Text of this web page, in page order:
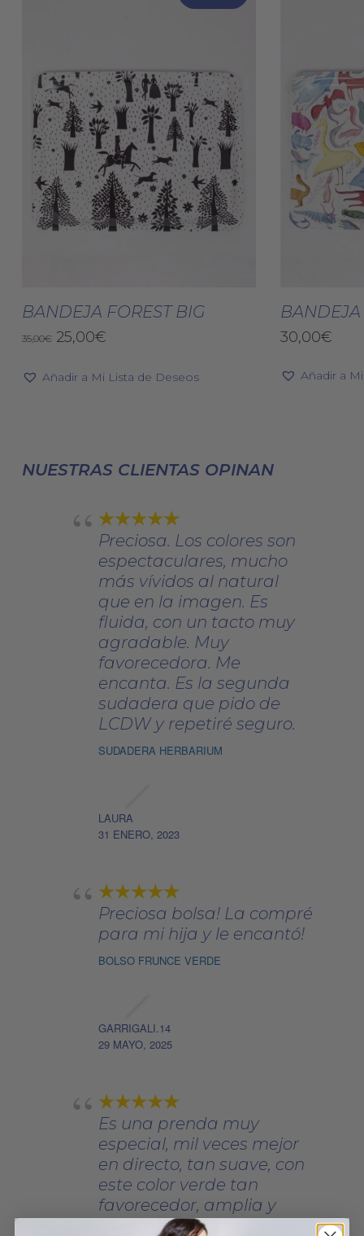
Añadir Al Carrito
BANDEJA FOREST BIG
35,00€ El
original
25,00€El
actual
Añadir a Mi Lista de Deseos
30,00€
Añadir a
NUESTRAS CLIENTAS OPINAN
Preciosa. Los colores son
espectaculares, mucho
más vívidos al natural
que en la imagen. Es
fluida, con un tacto muy
agradable. Muy
favorecedora. Me
encanta. Es la segunda
sudadera que pido de
LCDW y repetiré seguro.
SUDADERA HERBARIUM
LAURA
31 ENERO, 2023
Preciosa bolsa! La compré
para mi hija y le encantó!
BOLSO FRUNCE VERDE
GARRIGALI.14
29 MAYO, 2025
Es una prenda muy
especial, mil veces mejor
en directo, tan suave, con
este color verde tan
favorecedor, amplia y
cómoda, cálida...estoy